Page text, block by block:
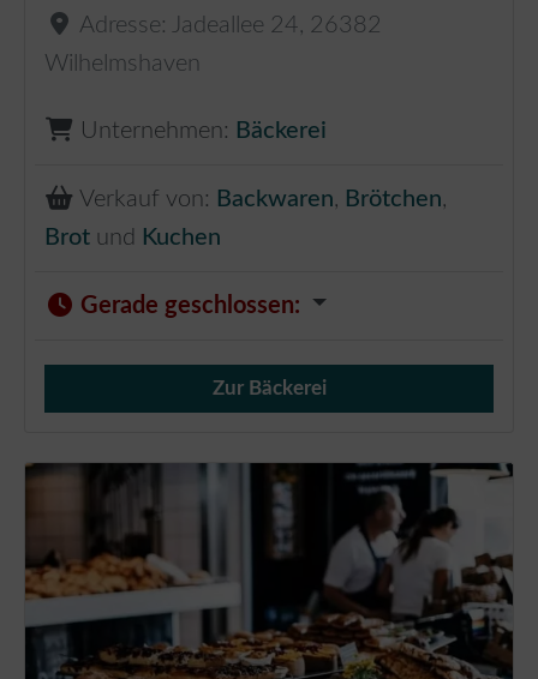
Adresse: Jadeallee 24, 26382
Wilhelmshaven
Unternehmen: Bäckerei
Verkauf von: Backwaren, Brötchen,
Brot und Kuchen
Gerade geschlossen:
Verkauf von Brötchen,
Zur Bäckerei